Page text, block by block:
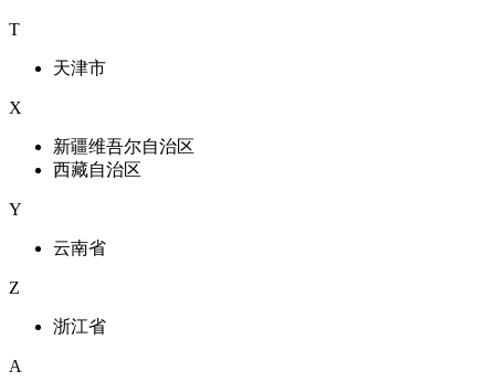
T
天津市
X
新疆维吾尔自治区
西藏自治区
Y
云南省
Z
浙江省
A